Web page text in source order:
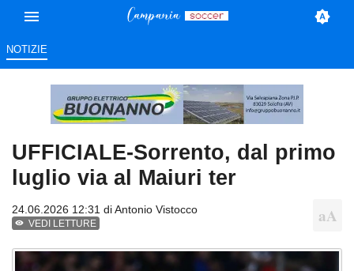
NOTIZIE
UFFICIALE-Sorrento, dal primo
luglio via al Maiuri ter
24.06.2026 12:31 diAntonio Vistocco
VEDI LETTURE